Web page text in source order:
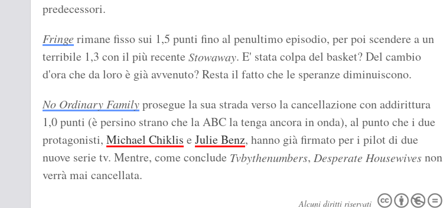
predecessori.
Fringe rimane fisso sui 1,5 punti fino al penultimo episodio, per poi scendere a un
terribile 1,3 con il più recente Stowaway. E' stata colpa del basket? Del cambio
d'ora che da loro è già avvenuto? Resta il fatto che le speranze diminuiscono.
No Ordinary Familyprosegue la sua strada verso la cancellazione con addirittura
1,0 punti (è persino strano che la ABC la tenga ancora in onda), al punto che i due
protagonisti, Michael Chiklis e Julie Benz, hanno già firmato per i pilot di due
nuove serie tv. Mentre, come conclude Tvbythenumbers, Desperate Housewivesnon
verrà mai cancellata.
Alcuni diritti riservati